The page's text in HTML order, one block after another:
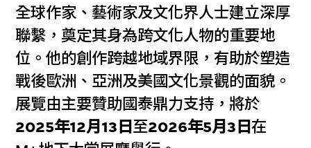
全球作家、藝術家及文化界人士建立深厚
聯繫，奠定其身為跨文化人物的重要地
位。他的創作跨越地域界限，有助於塑造
戰後歐洲、亞洲及美國文化景觀的面貌。
展覽由主要贊助國泰鼎力支持，將於
2025年12月13日 至2026年5月3日在